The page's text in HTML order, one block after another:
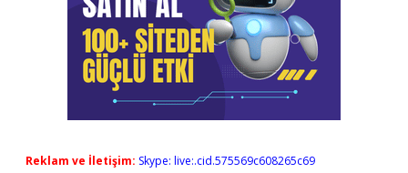
Reklam ve İletişim: Skype: live:.cid.575569c608265c69